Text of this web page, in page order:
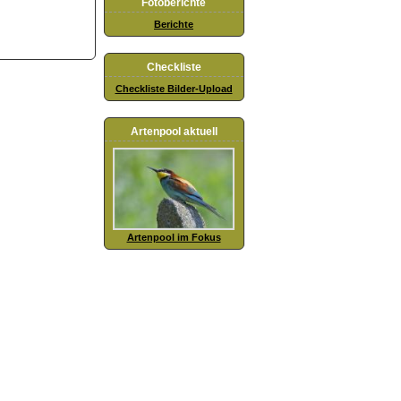
Fotoberichte
Berichte
Checkliste
Checkliste Bilder-Upload
Artenpool aktuell
Artenpool im Fokus